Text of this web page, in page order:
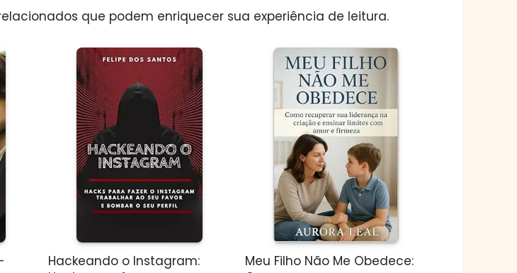
que podem enriquecer sua experiência de leitura.
Hackeando o Instagram:
Meu Filho Não Me Obedece: